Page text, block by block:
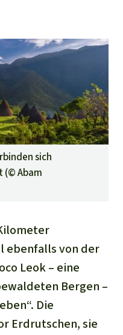
sich
(©Abam
ebenfalls von der
Leok – eine
Bergen –
Die
Erdrutschen, sie